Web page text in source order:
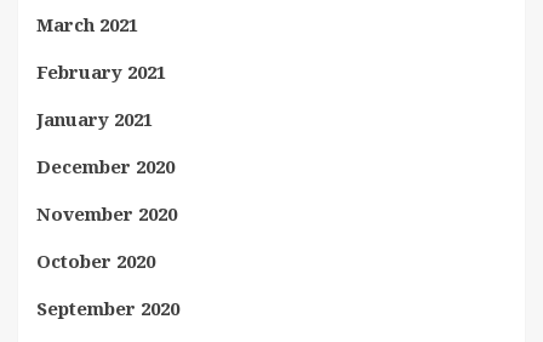
March 2021
February 2021
January 2021
December 2020
November 2020
October 2020
September 2020